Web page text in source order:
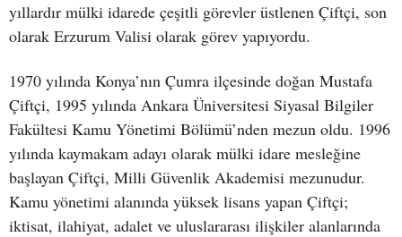
yıllardır mülki idarede çeşitli görevler üstlenen Çiftçi, son
olarak Erzurum Valisi olarak görev yapıyordu.
1970 yılında Konya’nın Çumra ilçesinde doğan Mustafa
Çiftçi, 1995 yılında Ankara Üniversitesi Siyasal Bilgiler
Fakültesi Kamu Yönetimi Bölümü’nden mezun oldu. 1996
yılında kaymakam adayı olarak mülki idare mesleğine
başlayan Çiftçi, Milli Güvenlik Akademisi mezunudur.
Kamu yönetimi alanında yüksek lisans yapan Çiftçi;
iktisat, ilahiyat, adalet ve uluslararası ilişkiler alanlarında